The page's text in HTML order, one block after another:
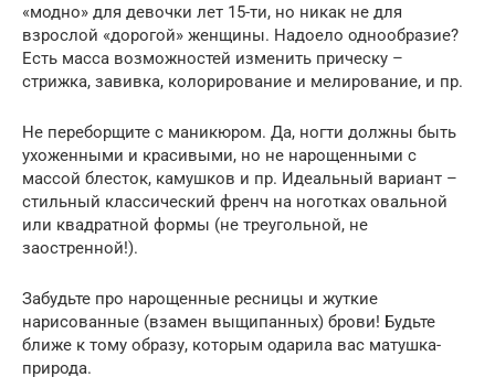
«модно» для девочки лет 15-ти, но никак не для
взрослой «дорогой» женщины. Надоело однообразие?
Есть масса возможностей изменить прическу –
стрижка, завивка, колорирование и мелирование, и пр.
Не переборщите с маникюром. Да, ногти должны быть
ухоженными и красивыми, но не нарощенными с
массой блесток, камушков и пр. Идеальный вариант –
стильный классический френч на ноготках овальной
или квадратной формы (не треугольной, не
заостренной!).
Забудьте про нарощенные ресницы и жуткие
нарисованные (взамен выщипанных) брови! Будьте
ближе к тому образу, которым одарила вас матушка-
природа.